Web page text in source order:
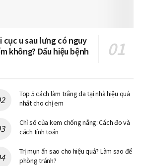
cục u sau lưng có nguy
không? Dấu hiệu bệnh
Top 5 cách làm trắng da tại nhà hiệu quả
nhất cho chị em
Chỉ số của kem chống nắng: Cách đo và
cách tính toán
Trị mụn ẩn sao cho hiệu quả? Làm sao để
phòng tránh?